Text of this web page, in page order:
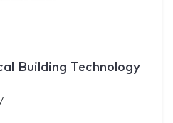
Building Technology